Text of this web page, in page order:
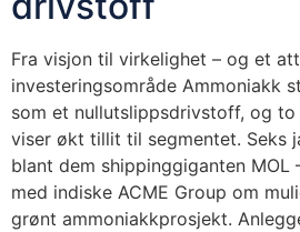
Fra visjon til virkelighet – og et
investeringsområde Ammoniakk
som et nullutslippsdrivstoff, og to
viser økt tillit til segmentet. Seks
blant dem shippinggiganten MOL
med indiske ACME Group om
grønt ammoniakkprosjekt.